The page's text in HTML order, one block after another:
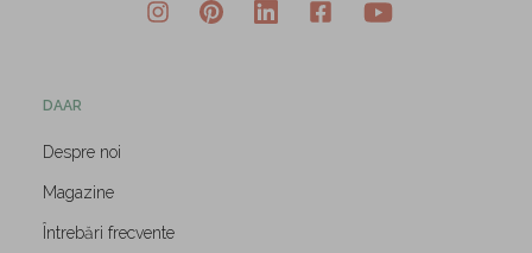
DAAR
Despre noi
Magazine
Întrebări frecvente